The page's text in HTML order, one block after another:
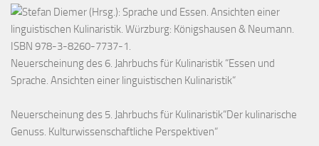
Neuerscheinung des 6. Jahrbuchs für Kulinaristik “Essen und
Sprache. Ansichten einer linguistischen Kulinaristik“
Neuerscheinung des 5. Jahrbuchs für Kulinaristik“Der kulinarische
Genuss. Kulturwissenschaftliche Perspektiven“